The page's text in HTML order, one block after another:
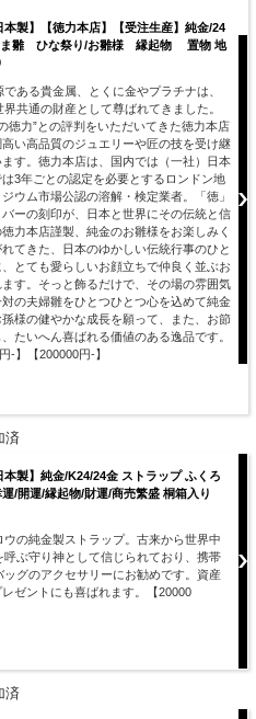
本製】【徳力本店】【受注生産】純金/24
ま雛 ひな祭り/お雛様 縁起物 置物 地
ある貴金属、とくに金やプラチナは、
共通の財産として尊ばれてきました。
徳力”との評判をいただいてきた徳力本店
い高品質のジュエリーや匠の技を受け継
す。徳力本店は、国内では（一社）日本
3年ごとの認定を必要とするロンドン地
ウム市場公認の溶解・検定業者。「徳」
ーの刻印が、日本と世界にその伝統と信
力本店謹製、純金のお雛様をお楽しみく
てきた、日本のゆかしい伝統行事のひと
とても愛らしいお顔立ちで仲良く並ぶお
す。そっと飾るだけで、その場の雰囲気
の夫婦雛をひとつひとつ心を込めて純金
様の健やかな成長を願って、また、お節
たいへん喜ばれる価値のある逸品です。
-】【200000円-】
済
本製】純金/K24/24金 ストラップ ふくろ
運/開運/縁起物/財運/商売繁盛 桐箱入り
ウの純金製ストラップ。古来から世界中
呼ぶ守り神として信じられており、携帯
ッグのアクセサリーにお勧めです。資産
ゼントにも喜ばれます。【20000
済